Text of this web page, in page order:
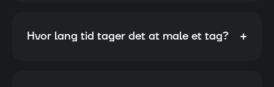
Hvor lang tid tager det at male et tag? +